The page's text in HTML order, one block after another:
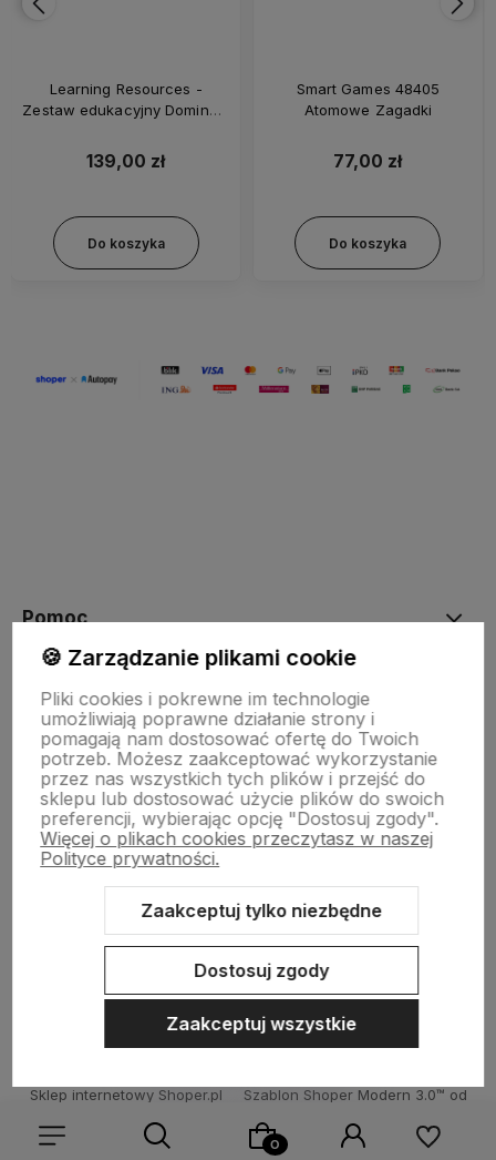
Learning Resources -
Zestaw edukacyjny Domino -
139,00 zł
Do koszyka
Smart Games 48405
Atomowe Zagadki
77,00 zł
Do koszyka
Pomoc
Moje konto
Płatności i dostawa
Informacje
Sklep internetowy Shoper.pl Szablon Shoper Modern 3.0™ od
🍪 Zarządzanie plikami cookie
Pliki cookies i pokrewne im technologie
umożliwiają poprawne działanie strony i
pomagają nam dostosować ofertę do Twoich
potrzeb. Możesz zaakceptować wykorzystanie
przez nas wszystkich tych plików i przejść do
sklepu lub dostosować użycie plików do swoich
preferencji, wybierając opcję "Dostosuj zgody".
Więcej o plikach cookies przeczytasz w naszej
Polityce prywatności.
Zaakceptuj tylko niezbędne
Dostosuj zgody
Zaakceptuj wszystkie